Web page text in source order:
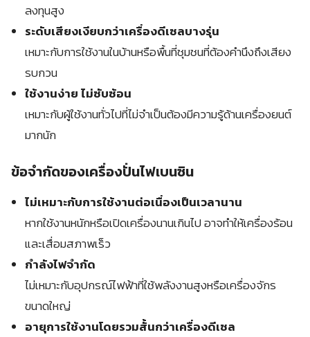
ลงทุนสูง
ระดับเสียงเงียบกว่าเครื่องดีเซลบางรุ่น
เหมาะกับการใช้งานในบ้านหรือพื้นที่ชุมชนที่ต้องคำนึงถึงเสียง
รบกวน
ใช้งานง่าย ไม่ซับซ้อน
เหมาะกับผู้ใช้งานทั่วไปที่ไม่จำเป็นต้องมีความรู้ด้านเครื่องยนต์
มากนัก
ข้อจำกัดของเครื่องปั่นไฟเบนซิน
ไม่เหมาะกับการใช้งานต่อเนื่องเป็นเวลานาน
หากใช้งานหนักหรือเปิดเครื่องนานเกินไป อาจทำให้เครื่องร้อน
และเสื่อมสภาพเร็ว
กำลังไฟจำกัด
ไม่เหมาะกับอุปกรณ์ไฟฟ้าที่ใช้พลังงานสูงหรือเครื่องจักร
ขนาดใหญ่
อายุการใช้งานโดยรวมสั้นกว่าเครื่องดีเซล